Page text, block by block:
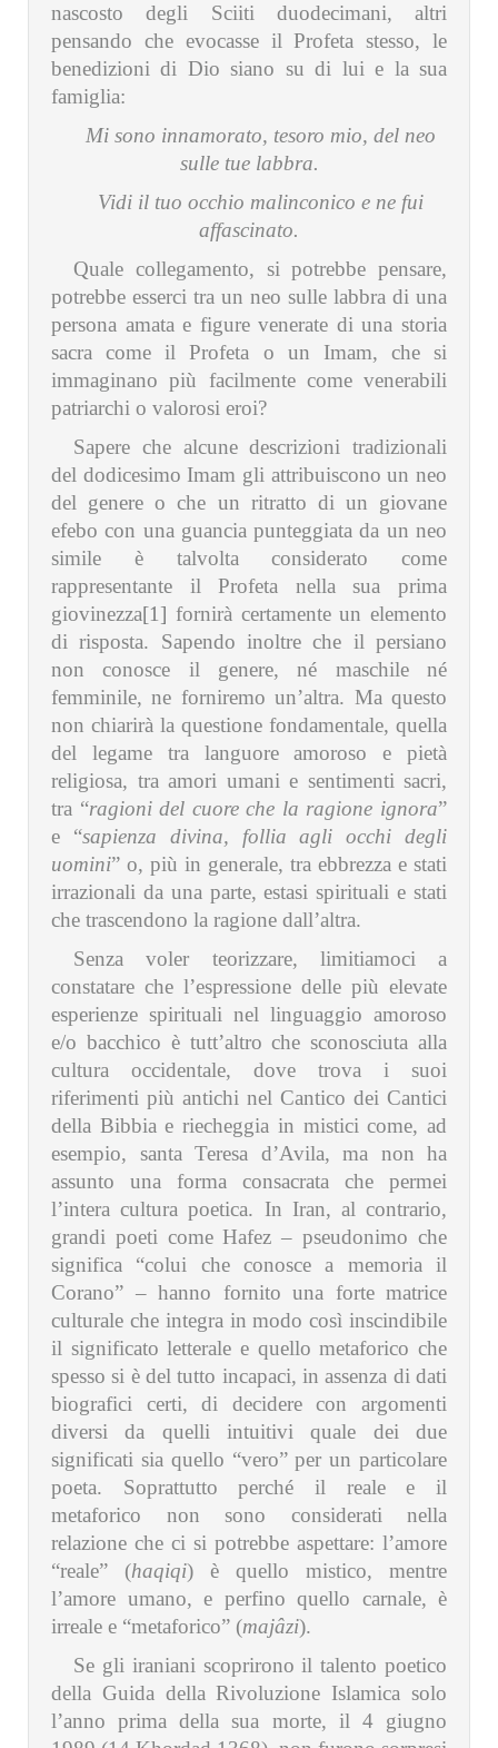
nascosto degli Sciiti duodecimani, altri
pensando che evocasse il Profeta stesso, le
benedizioni di Dio siano su di lui e la sua
famiglia:
Mi sono innamorato, tesoro mio, del neo
sulle tue labbra.
Vidi il tuo occhio malinconico e ne fui
affascinato.
Quale collegamento, si potrebbe pensare,
potrebbe esserci tra un neo sulle labbra di una
persona amata e figure venerate di una storia
sacra come il Profeta o un Imam, che si
immaginano più facilmente come venerabili
patriarchi o valorosi eroi?
Sapere che alcune descrizioni tradizionali
del dodicesimo Imam gli attribuiscono un neo
del genere o che un ritratto di un giovane
efebo con una guancia punteggiata da un neo
simile è talvolta considerato come
rappresentante il Profeta nella sua prima
giovinezza[1] fornirà certamente un elemento
di risposta. Sapendo inoltre che il persiano
non conosce il genere, né maschile né
femminile, ne forniremo un’altra. Ma questo
non chiarirà la questione fondamentale, quella
del legame tra languore amoroso e pietà
religiosa, tra amori umani e sentimenti sacri,
tra “ragioni del cuore che la ragione ignora”
e “sapienza divina, follia agli occhi degli
uomini” o, più in generale, tra ebbrezza e stati
irrazionali da una parte, estasi spirituali e stati
che trascendono la ragione dall’altra.
Senza voler teorizzare, limitiamoci a
constatare che l’espressione delle più elevate
esperienze spirituali nel linguaggio amoroso
e/o bacchico è tutt’altro che sconosciuta alla
cultura occidentale, dove trova i suoi
riferimenti più antichi nel Cantico dei Cantici
della Bibbia e riecheggia in mistici come, ad
esempio, santa Teresa d’Avila, ma non ha
assunto una forma consacrata che permei
l’intera cultura poetica. In Iran, al contrario,
grandi poeti come Hafez – pseudonimo che
significa “colui che conosce a memoria il
Corano” – hanno fornito una forte matrice
culturale che integra in modo così inscindibile
il significato letterale e quello metaforico che
spesso si è del tutto incapaci, in assenza di dati
biografici certi, di decidere con argomenti
diversi da quelli intuitivi quale dei due
significati sia quello “vero” per un particolare
poeta. Soprattutto perché il reale e il
metaforico non sono considerati nella
relazione che ci si potrebbe aspettare: l’amore
“reale” (haqiqi) è quello mistico, mentre
l’amore umano, e perfino quello carnale, è
irreale e “metaforico” (majâzi).
Se gli iraniani scoprirono il talento poetico
della Guida della Rivoluzione Islamica solo
l’anno prima della sua morte, il 4 giugno